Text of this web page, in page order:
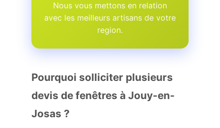
Nous vous mettons en relation
avec les meilleurs artisans de votre
region.
Pourquoi solliciter plusieurs
devis de fenêtres à Jouy-en-
Josas ?